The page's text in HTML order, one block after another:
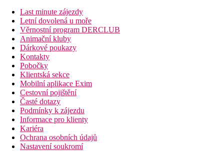
Last minute zájezdy
Letní dovolená u moře
Věrnostní program DERCLUB
Animační kluby
Dárkové poukazy
Kontakty
Pobočky
Klientská sekce
Mobilní aplikace Exim
Cestovní pojištění
Časté dotazy
Podmínky k zájezdu
Informace pro klienty
Kariéra
Ochrana osobních údajů
Nastavení soukromí